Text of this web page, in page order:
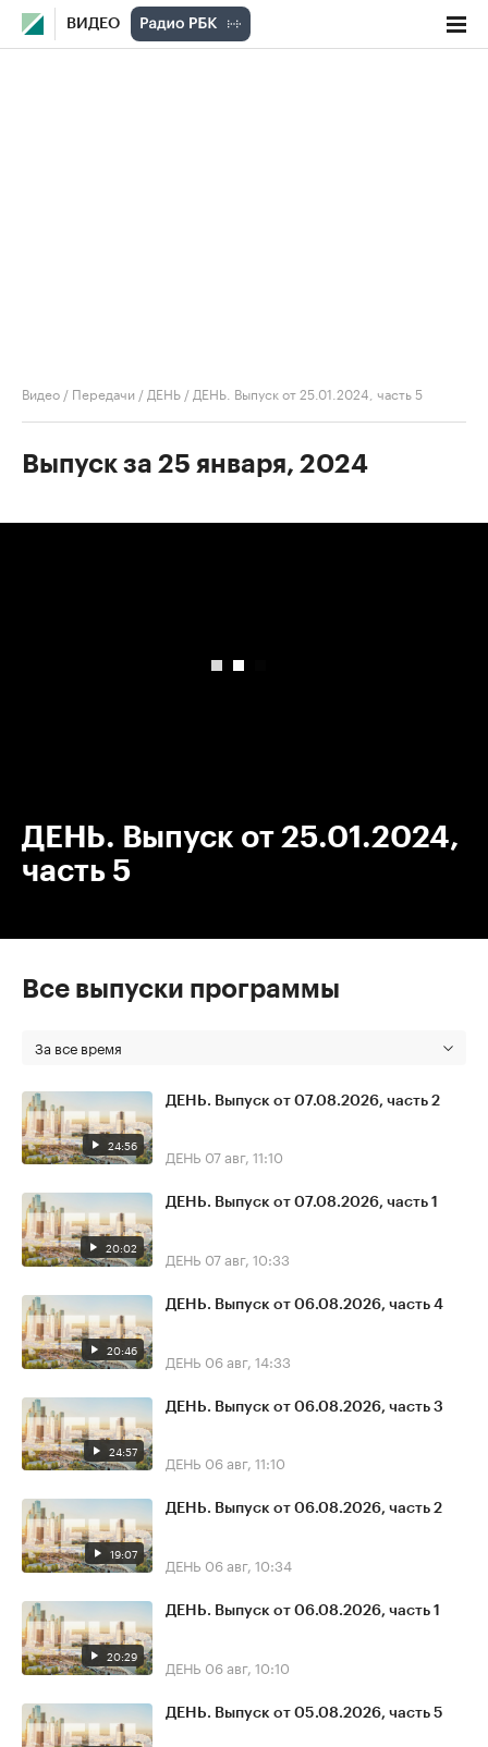
ВИДЕО
Видео / Передачи / ДЕНЬ / ДЕНЬ. Выпуск от 25.01.2024, часть 5
Выпуск за 25 января, 2024
ДЕНЬ. Выпуск от 25.01.2024,
часть 5
Все выпуски программы
За все время
24:56
ДЕНЬ. Выпуск от 07.08.2026, часть 2
ДЕНЬ 07 авг, 11:10
20:02
ДЕНЬ. Выпуск от 07.08.2026, часть 1
ДЕНЬ 07 авг, 10:33
20:46
ДЕНЬ. Выпуск от 06.08.2026, часть 4
ДЕНЬ 06 авг, 14:33
24:57
ДЕНЬ. Выпуск от 06.08.2026, часть 3
ДЕНЬ 06 авг, 11:10
19:07
ДЕНЬ. Выпуск от 06.08.2026, часть 2
ДЕНЬ 06 авг, 10:34
20:29
ДЕНЬ. Выпуск от 06.08.2026, часть 1
ДЕНЬ 06 авг, 10:10
ДЕНЬ. Выпуск от 05.08.2026, часть 5